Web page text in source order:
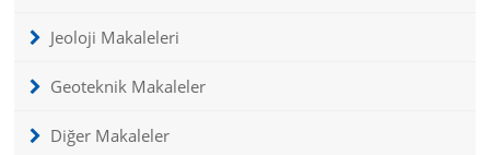
Jeoloji Makaleleri
Geoteknik Makaleler
Diğer Makaleler